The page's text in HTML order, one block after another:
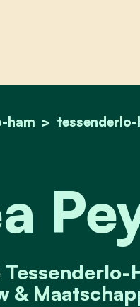
home
ham tessenderlo-
bea peys
&